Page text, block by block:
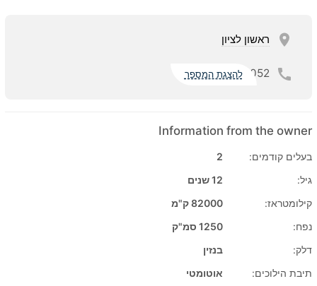
ראשון לציון
052 להצגת המספר
Information from the owner
בעלים קודמים:
2
גיל:
12 שנים
קילומטראז:
82000 ק"מ
נפח:
1250 סמ"ק
דלק:
בנזין
תיבת הילוכים:
אוטומטי